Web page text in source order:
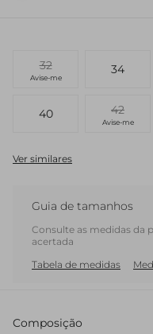
32
Avise-me
34
40 42
Avise-me
Ver similares
Guia de tamanhos
Consulte as medidas da
acertada
Tabela de medidas
Composição